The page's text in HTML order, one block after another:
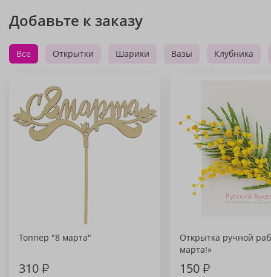
Добавьте к заказу
Все Открытки Шарики Вазы Клубника
Топпер "8 марта"
310₽
Открытка ручной
марта!»
150₽